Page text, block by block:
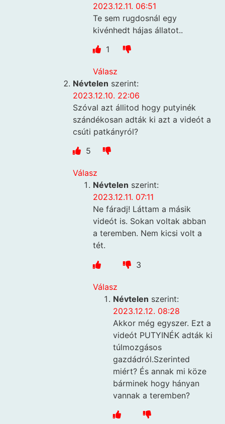
2023.12.11. 06:51
Te sem rugdosnál egy
kivénhedt hájas állatot..
1
Válasz
Névtelen szerint:
2023.12.10. 22:06
Szóval azt állitod hogy putyinék
szándékosan adták ki azt a videót a
csúti patkányról?
5
Válasz
Névtelen szerint:
2023.12.11. 07:11
Ne fáradj! Láttam a másik
videót is. Sokan voltak abban
a teremben. Nem kicsi volt a
tét.
3
Válasz
Névtelen szerint:
2023.12.12. 08:28
Akkor még egyszer. Ezt a
videót PUTYINÉK adták ki
túlmozgásos
gazdádról.Szerinted
miért? És annak mi köze
bárminek hogy hányan
vannak a teremben?